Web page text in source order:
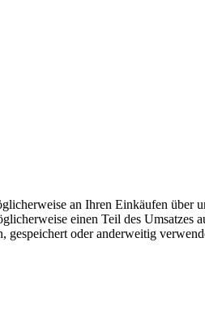
an Ihren Einkäufen über
einen Teil des Umsatzes
gespeichert oder anderweitig